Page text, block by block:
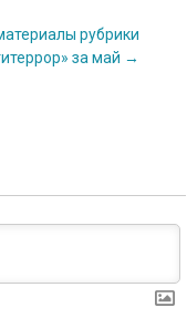
рубрики
за май →